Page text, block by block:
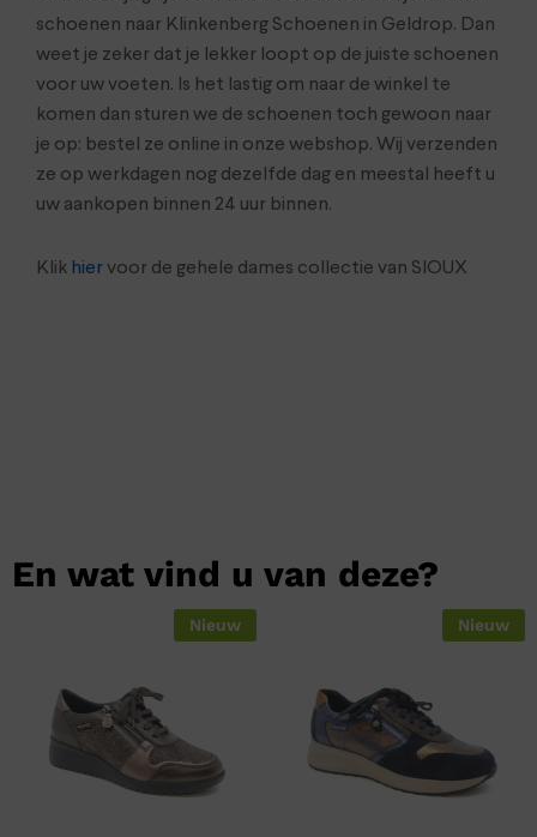
schoenen naar Klinkenberg Schoenen in Geldrop. Dan
weet je zeker dat je lekker loopt op de juiste schoenen
voor uw voeten. Is het lastig om naar de winkel te
komen dan sturen we de schoenen toch gewoon naar
je op: bestel ze online in onze webshop. Wij verzenden
ze op werkdagen nog dezelfde dag en meestal heeft u
uw aankopen binnen 24 uur binnen.
Klik hiervoor de gehele dames collectie van SIOUX
En wat vind u van deze?
Nieuw Nieuw